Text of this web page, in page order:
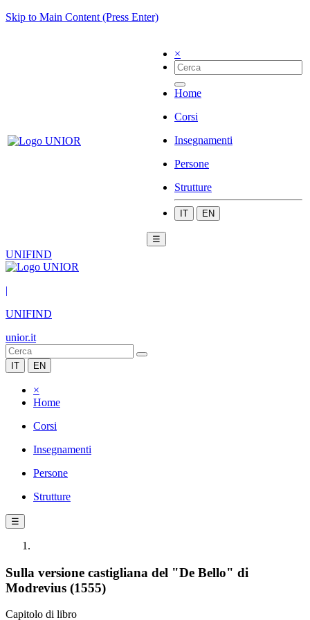
Skip to Main Content (Press Enter)
×
Home
Corsi
Insegnamenti
Persone
Strutture
IT EN
☰
UNIFIND
|
UNIFIND
unior.it
IT EN
×
Home
Corsi
Insegnamenti
Persone
Strutture
☰
Sulla versione castigliana del "De Bello" di
Modrevius (1555)
Capitolo di libro